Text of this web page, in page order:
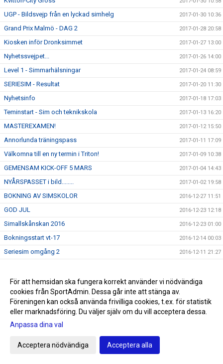
UGP - Bildsvejp från en lyckad simhelg 2017-01-30 10:36
Grand Prix Malmö - DAG 2 2017-01-28 20:58
Kiosken inför Dronksimmet 2017-01-27 13:00
Nyhetssvejpet... 2017-01-26 14:00
Level 1 - Simmarhälsningar 2017-01-24 08:59
SERIESIM - Resultat 2017-01-20 11:30
Nyhetsinfo 2017-01-18 17:03
Teminstart - Sim och teknikskola 2017-01-13 16:20
MASTEREXAMEN! 2017-01-12 15:50
Annorlunda träningspass 2017-01-11 17:09
Välkomna till en ny termin i Triton! 2017-01-09 10:38
GEMENSAM KICK-OFF 5 MARS 2017-01-04 14:43
NYÅRSPASSET i bild........ 2017-01-02 19:58
BOKNING AV SIMSKOLOR 2016-12-27 11:51
GOD JUL 2016-12-23 12:18
Simallskånskan 2016 2016-12-23 01:00
Bokningsstart vt-17 2016-12-14 00:03
Seriesim omgång 2 2016-12-11 21:27
Sum-sim riks 2016-12-05 17:42
Sum-Sim riks 2016-12-04 10:29
Hjälp Triton ekonomiskt 2016-12-03 07:57
Referat Höstsimiaden
Referat Sim Sim Region Ystad 12-13/11
För att hemsidan ska fungera korrekt använder vi nödvändiga
cookies från SportAdmin. Dessa går inte att stänga av.
Föreningen kan också använda frivilliga cookies, t.ex. för statistik
eller marknadsföring. Du väljer själv om du vill acceptera dessa.
Anpassa dina val
Acceptera nödvändiga Acceptera alla